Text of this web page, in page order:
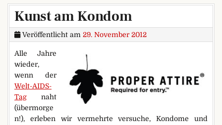
Kunst am Kondom
Veröffentlicht am 29. November 2012
Alle Jahre
wieder,
wenn der
Welt-AIDS-
Tag naht
(übermorge
n!), erleben wir vermehrte versuche, Kondome und